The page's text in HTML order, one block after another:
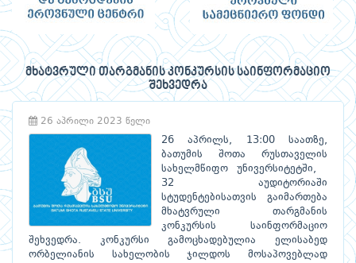
მხატვრული თარგმანის კონკურსის საინფორმაციო
შეხვედრა
26 აპრილი 2023 წელი
26 აპრილს, 13:00 საათზე,
ბათუმის შოთა რუსთაველის
სახელმწიფო უნივერსიტეტში,
32 აუდიტორიაში
სტუდენტებისათვის გაიმართება
მხატვრული თარგმანის
კონკურსის საინფორმაციო
შეხვედრა. კონკურსი გამოცხადებულია ელისაბედ
ორბელიანის სახელობის ჯილდოს მოსაპოვებლად